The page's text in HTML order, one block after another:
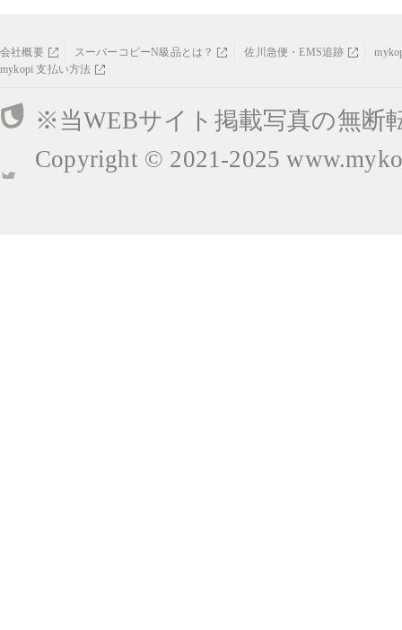
会社概要 スーパーコピーN級品とは？ 佐川急便・EMS追跡
mykopi 支払い方法
※当WEBサイト掲載写真の無断
Copyright © 2021-2025